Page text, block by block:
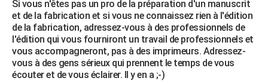
Si vous n'êtes pas un pro de la préparation d'un manuscrit
et de la fabrication et si vous ne connaissez rien à l'édition
de la fabrication, adressez-vous à des professionnels de
l'édition qui vous fourniront un travail de professionnels et
vous accompagneront, pas à des imprimeurs. Adressez-
vous à des gens sérieux qui prennent le temps de vous
écouter et de vous éclairer. Il y en a ;-)